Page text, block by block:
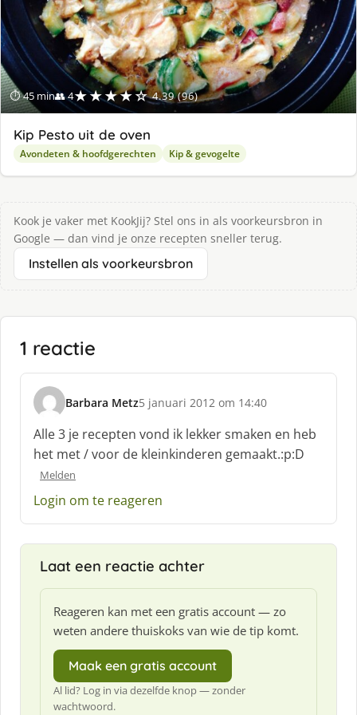
⏱ 45 min👥 4★★★★☆ 4.39 (96)
Kip Pesto uit de oven
Avondeten & hoofdgerechten Kip & gevogelte
Kook je vaker met KookJij? Stel ons in als voorkeursbron in
Google — dan vind je onze recepten sneller terug.
Instellen als voorkeursbron
1 reactie
Barbara Metz
s
c
h
r
e
:
5 januari 2012 om 14:40
Alle 3 je recepten vond ik lekker smaken en heb
het met / voor de kleinkinderen gemaakt.:p:D
Melden
Login om te reageren
Laat een reactie achter
Reageren kan met een gratis account — zo
weten andere thuiskoks van wie de tip komt.
Maak een gratis account
Al lid? Log in via dezelfde knop — zonder
wachtwoord.